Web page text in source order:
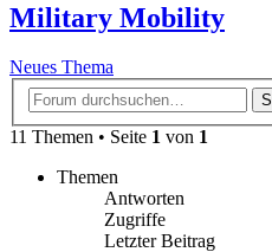
Military Mobility
Neues Thema
11 Themen • Seite 1 von 1
Themen
Antworten
Zugriffe
Letzter Beitrag